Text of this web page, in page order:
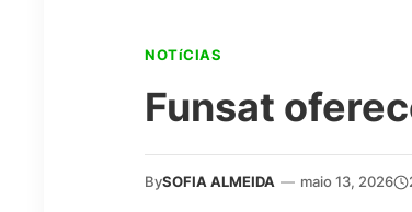
NOTíCIAS
Funsat
BySOFIA ALMEIDA — maio 13, 2026